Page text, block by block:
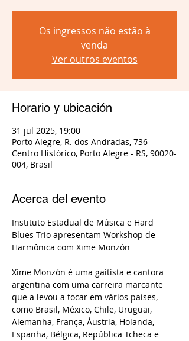
Os ingressos não estão à
venda
Ver outros eventos
Horario y ubicación
31 jul 2025, 19:00
Porto Alegre, R. dos Andradas, 736 -
Centro Histórico, Porto Alegre - RS, 90020-
004, Brasil
Acerca del evento
Instituto Estadual de Música e Hard
Blues Trio apresentam Workshop de
Harmônica com Xime Monzón
Xime Monzón é uma gaitista e cantora
argentina com uma carreira marcante
que a levou a tocar em vários países,
como Brasil, México, Chile, Uruguai,
Alemanha, França, Áustria, Holanda,
Espanha, Bélgica, República Tcheca e